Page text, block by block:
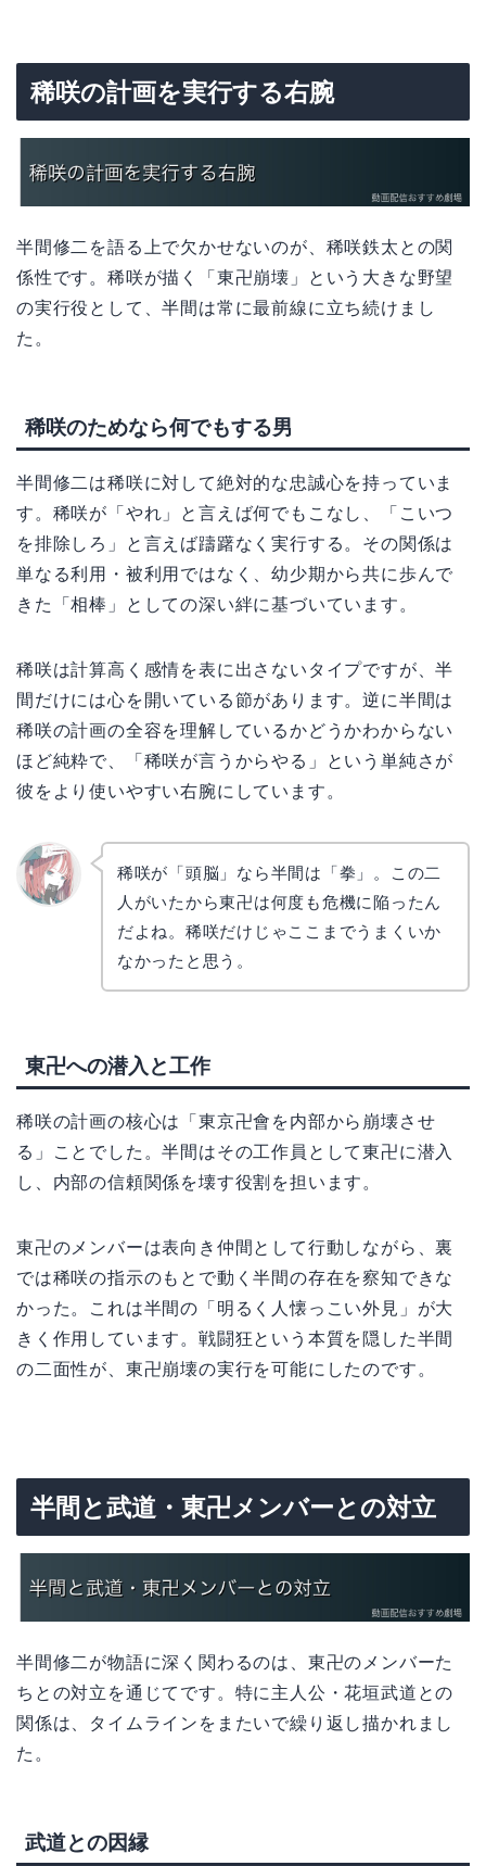
稀咲の計画を実行する右腕
半間修二を語る上で欠かせないのが、稀咲鉄太との関
係性です。稀咲が描く「東卍崩壊」という大きな野望
の実行役として、半間は常に最前線に立ち続けまし
た。
稀咲のためなら何でもする男
半間修二は稀咲に対して絶対的な忠誠心を持っていま
す。稀咲が「やれ」と言えば何でもこなし、「こいつ
を排除しろ」と言えば躊躇なく実行する。その関係は
単なる利用・被利用ではなく、幼少期から共に歩んで
きた「相棒」としての深い絆に基づいています。
稀咲は計算高く感情を表に出さないタイプですが、半
間だけには心を開いている節があります。逆に半間は
稀咲の計画の全容を理解しているかどうかわからない
ほど純粋で、「稀咲が言うからやる」という単純さが
彼をより使いやすい右腕にしています。
稀咲が「頭脳」なら半間は「拳」。この二
人がいたから東卍は何度も危機に陥ったん
だよね。稀咲だけじゃここまでうまくいか
なかったと思う。
東卍への潜入と工作
稀咲の計画の核心は「東京卍會を内部から崩壊させ
る」ことでした。半間はその工作員として東卍に潜入
し、内部の信頼関係を壊す役割を担います。
東卍のメンバーは表向き仲間として行動しながら、裏
では稀咲の指示のもとで動く半間の存在を察知できな
かった。これは半間の「明るく人懐っこい外見」が大
きく作用しています。戦闘狂という本質を隠した半間
の二面性が、東卍崩壊の実行を可能にしたのです。
半間と武道・東卍メンバーとの対立
半間修二が物語に深く関わるのは、東卍のメンバーた
ちとの対立を通じてです。特に主人公・花垣武道との
関係は、タイムラインをまたいで繰り返し描かれまし
た。
武道との因縁